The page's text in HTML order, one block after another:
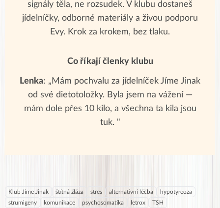
signály těla, ne rozsudek. V klubu dostaneš
jídelníčky, odborné materiály a živou podporu
Evy. Krok za krokem, bez tlaku.
Co říkají členky klubu
Lenka: „Mám pochvalu za jídelníček Jíme Jinak
od své dietotoložky. Byla jsem na vážení —
mám dole přes 10 kilo, a všechna ta kila jsou
tuk. "
Klub Jíme Jinak štítná žláza stres alternativní léčba
hypotyreoza
strumigeny
komunikace psychosomatika letrox
TSH